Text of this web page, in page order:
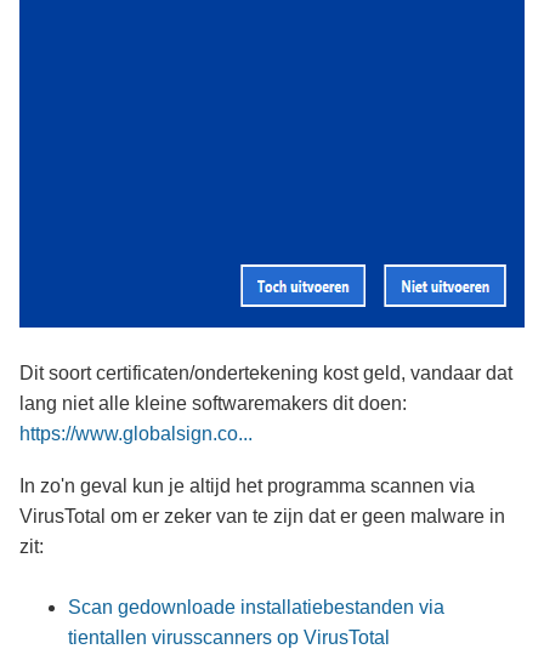
Dit soort certificaten/ondertekening kost geld, vandaar dat
lang niet alle kleine softwaremakers dit doen:
https://www.globalsign.co...
In zo'n geval kun je altijd het programma scannen via
VirusTotal om er zeker van te zijn dat er geen malware in
zit:
Scan gedownloade installatiebestanden via
tientallen virusscanners op VirusTotal